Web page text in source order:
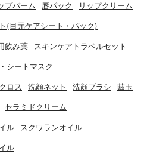
プバーム 唇パック リップクリーム
(目元ケアシート・パック)
飲み薬 スキンケアトラベルセット
シートマスク
ロス 洗顔ネット 洗顔ブラシ 繭玉
セラミドクリーム
ル スクワランオイル
ル